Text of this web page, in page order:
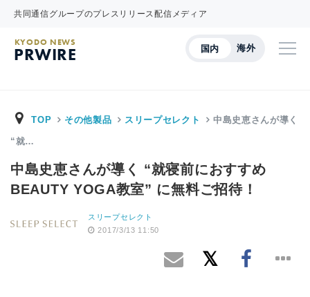
共同通信グループのプレスリリース配信メディア
国内 海外
KYODO NEWS
PRWIRE
TOP その他製品 スリープセレクト 中島史恵さんが導く
“就…
中島史恵さんが導く “就寝前におすすめ
BEAUTY YOGA教室” に無料ご招待！
スリープセレクト
2017/3/13 11:50